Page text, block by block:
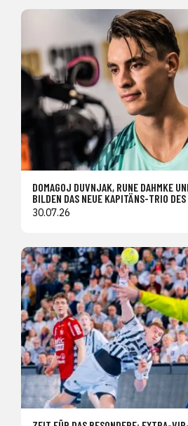
DOMAGOJ DUVNJAK, RUNE DAHMKE
BILDEN DAS NEUE KAPITÄNS-TRIO DES
30.07.26